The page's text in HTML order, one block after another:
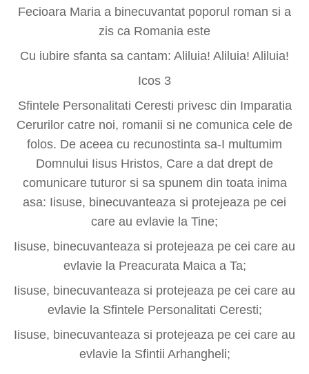
Fecioara Maria a binecuvantat poporul roman si a
zis ca Romania este
Cu iubire sfanta sa cantam: Aliluia! Aliluia! Aliluia!
Icos 3
Sfintele Personalitati Ceresti privesc din Imparatia
Cerurilor catre noi, romanii si ne comunica cele de
folos. De aceea cu recunostinta sa-I multumim
Domnului Iisus Hristos, Care a dat drept de
comunicare tuturor si sa spunem din toata inima
asa: Iisuse, binecuvanteaza si protejeaza pe cei
care au evlavie la Tine;
Iisuse, binecuvanteaza si protejeaza pe cei care au
evlavie la Preacurata Maica a Ta;
Iisuse, binecuvanteaza si protejeaza pe cei care au
evlavie la Sfintele Personalitati Ceresti;
Iisuse, binecuvanteaza si protejeaza pe cei care au
evlavie la Sfintii Arhangheli;